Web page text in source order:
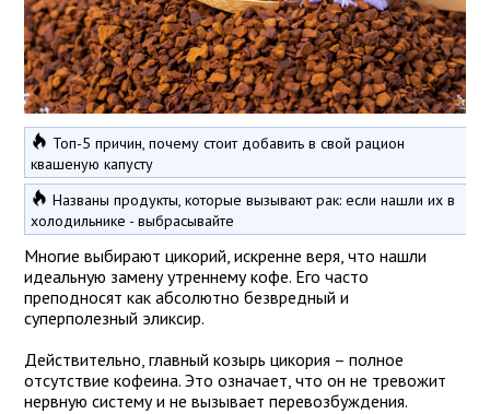
Топ-5 причин, почему стоит добавить в свой рацион
квашеную капусту
Названы продукты, которые вызывают рак: если нашли их в
холодильнике - выбрасывайте
Многие выбирают цикорий, искренне веря, что нашли
идеальную замену утреннему кофе. Его часто
преподносят как абсолютно безвредный и
суперполезный эликсир.
Действительно, главный козырь цикория – полное
отсутствие кофеина. Это означает, что он не тревожит
нервную систему и не вызывает перевозбуждения.